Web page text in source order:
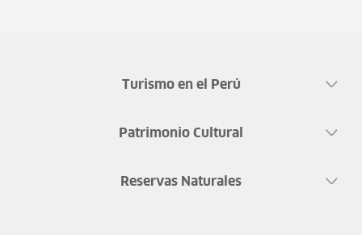
Turismo en el Perú
Patrimonio Cultural
Reservas Naturales